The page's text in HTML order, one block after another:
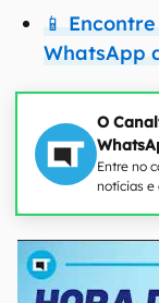
📱
WhatsApp
O
Entre no
notícias e